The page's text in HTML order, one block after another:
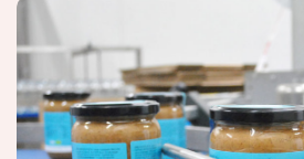
Downloads